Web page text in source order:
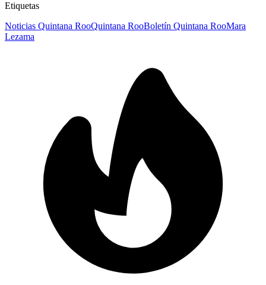
Etiquetas
Noticias Quintana RooQuintana RooBoletín Quintana RooMara
Lezama